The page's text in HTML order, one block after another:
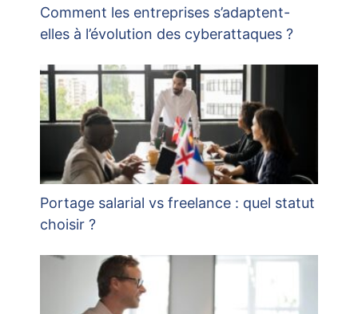
Comment les entreprises s’adaptent-
elles à l’évolution des cyberattaques ?
Portage salarial vs freelance : quel statut
choisir ?